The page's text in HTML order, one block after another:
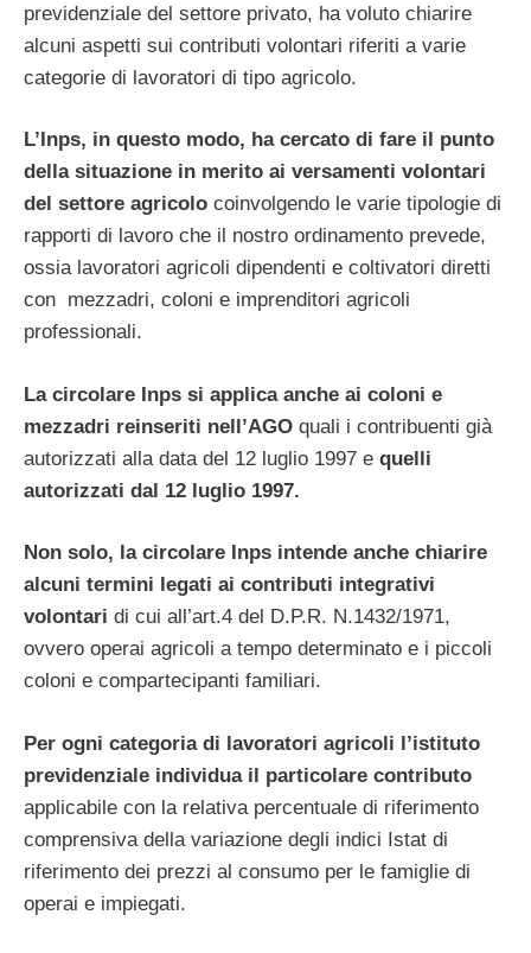
previdenziale del settore privato, ha voluto chiarire
alcuni aspetti sui contributi volontari riferiti a varie
categorie di lavoratori di tipo agricolo.
L’Inps, in questo modo, ha cercato di fare il punto
della situazione in merito ai versamenti volontari
del settore agricolo coinvolgendo le varie tipologie di
rapporti di lavoro che il nostro ordinamento prevede,
ossia lavoratori agricoli dipendenti e coltivatori diretti
con mezzadri, coloni e imprenditori agricoli
professionali.
La circolare Inps si applica anche ai coloni e
mezzadri reinseriti nell’AGO quali i contribuenti già
autorizzati alla data del 12 luglio 1997 e quelli
autorizzati dal 12 luglio 1997.
Non solo, la circolare Inps intende anche chiarire
alcuni termini legati ai contributi integrativi
volontari di cui all’art.4 del D.P.R. N.1432/1971,
ovvero operai agricoli a tempo determinato e i piccoli
coloni e compartecipanti familiari.
Per ogni categoria di lavoratori agricoli l’istituto
previdenziale individua il particolare contributo
applicabile con la relativa percentuale di riferimento
comprensiva della variazione degli indici Istat di
riferimento dei prezzi al consumo per le famiglie di
operai e impiegati.